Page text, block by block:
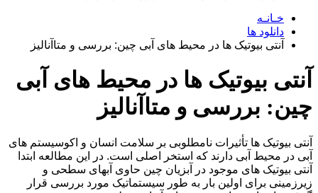
خـانـه
دانلود ها
آنتی بیوتیک ها در محیط های آبی چین: بررسی و متاآنالیز
آنتی بیوتیک ها در محیط های آبی
چین: بررسی و متاآنالیز
آنتی بیوتیک ها تأثیرات نامطلوبی بر سلامت انسان و اکوسیستم های
آبی در محیط آبی دارند که استخر اصلی است. در این مطالعه ابتدا
آنتی بیوتیک های موجود در آبزیان چین حاوی آبهای سطحی و
زیرزمینی برای اولین بار به طور سیستماتیک مورد بررسی قرار